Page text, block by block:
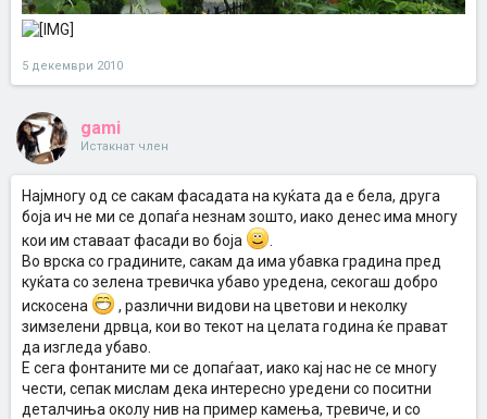
5 декември 2010
gami
Истакнат член
Најмногу од се сакам фасадата на куќата да е бела, друга
боја ич не ми се допаѓа незнам зошто, иако денес има многу
кои им ставаат фасади во боја
Во врска со градините, сакам да има убавка градина пред
куќата со зелена тревичка убаво уредена, секогаш добро
искосена
, различни видови на цветови и неколку
зимзелени дрвца, кои во текот на целата година ќе прават
да изгледа убаво.
Е сега фонтаните ми се допаѓаат, иако кај нас не се многу
чести, сепак мислам дека интересно уредени со поситни
деталчиња околу нив на пример камења, тревиче, и со